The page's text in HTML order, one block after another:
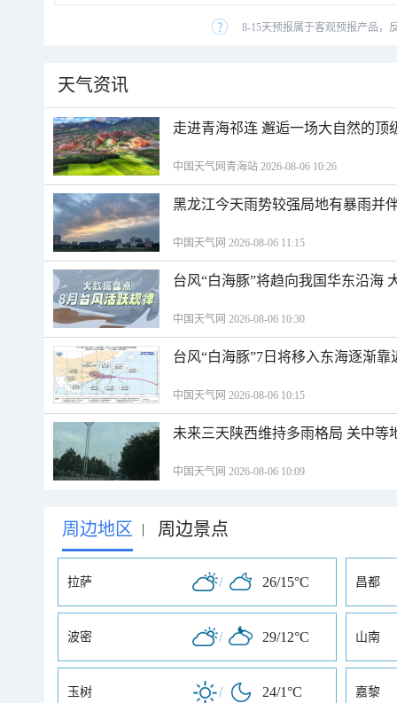
8-15天预报属于客观预报产品，
天气资讯
走进青海祁连 邂逅一场大自然的顶
中国天气网青海站 2026-08-06 10:26
黑龙江今天雨势较强局地有暴雨并
中国天气网 2026-08-06 11:15
台风“白海豚”将趋向我国华东沿海
中国天气网 2026-08-06 10:30
台风“白海豚”7日将移入东海逐渐
中国天气网 2026-08-06 10:15
未来三天陕西维持多雨格局 关中等
中国天气网 2026-08-06 10:09
周边地区 | 周边景点
拉萨 / 26/15°C 昌都
波密 / 29/12°C 山南
玉树 / 24/1°C 嘉黎